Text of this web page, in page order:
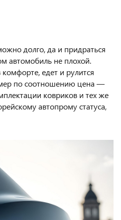
долго, да и придраться
автомобиль не плохой.
едет и рулится
по соотношению цена —
ковриков и тех же
автопрому статуса,